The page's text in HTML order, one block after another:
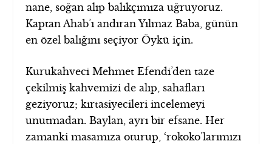
nane, soğan alıp balıkçımıza uğruyoruz.
Kaptan Ahab’ı andıran Yılmaz Baba, günün
en özel balığını seçiyor Öykü için.
Kurukahveci Mehmet Efendi’den taze
çekilmiş kahvemizi de alıp, sahafları
geziyoruz; kırtasiyecileri incelemeyi
unutmadan. Baylan, ayrı bir efsane. Her
zamanki masamıza oturup, ‘rokoko’larımızı